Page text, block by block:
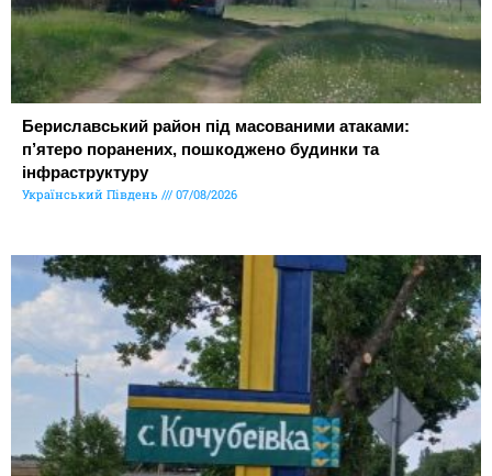
Бериславський район під масованими атаками:
п’ятеро поранених, пошкоджено будинки та
інфраструктуру
Український Південь 07/08/2026